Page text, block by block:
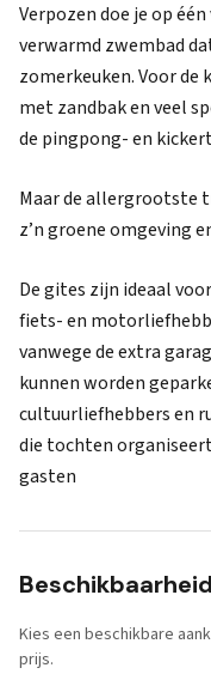
Verpozen doe je op
verwarmd zwembad
zomerkeuken. Voor
met zandbak en veel
de pingpong- en
Maar de allergrootste
z’n groene omgeving
De gites zijn ideaal
fiets- en
vanwege de extra
kunnen worden
cultuurliefhebbers en
die tochten
gasten
Beschikbaarheid
Kies een beschikbare
prijs.